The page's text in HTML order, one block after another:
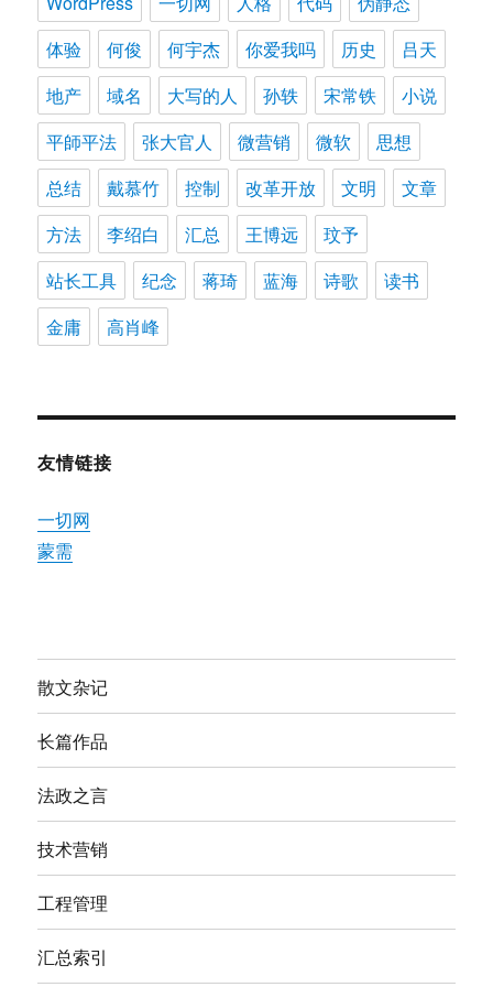
体验
何俊 何宇杰 你爱我吗 历史
吕天
地产
域名 大写的人 孙轶 宋常铁
小说
平師平法
张大官人 微营销 微软
思想
总结
戴慕竹 控制 改革开放 文明
文章
方法
李绍白 汇总 王博远
玟予
站长工具
纪念 蒋琦 蓝海 诗歌
读书
金庸
高肖峰
友情链接
一切网
蒙需
散文杂记
长篇作品
法政之言
技术营销
工程管理
汇总索引